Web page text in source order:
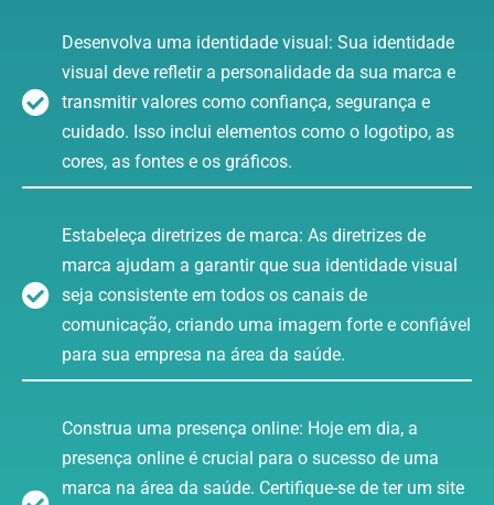
Desenvolva uma identidade visual: Sua identidade
visual deve refletir a personalidade da sua marca e
transmitir valores como confiança, segurança e
cuidado. Isso inclui elementos como o logotipo, as
cores, as fontes e os gráficos.
Estabeleça diretrizes de marca: As diretrizes de
marca ajudam a garantir que sua identidade visual
seja consistente em todos os canais de
comunicação, criando uma imagem forte e confiável
para sua empresa na área da saúde.
Construa uma presença online: Hoje em dia, a
presença online é crucial para o sucesso de uma
marca na área da saúde. Certifique-se de ter um site